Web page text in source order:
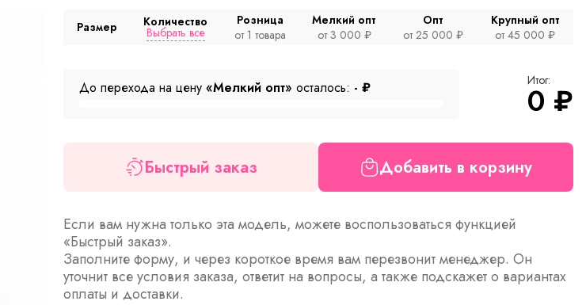
Размер Количество
Выбрать все
Розница
от 1 товара
Мелкий опт
от 3 000 ₽
Опт
от 25 000 ₽
Крупный опт
от 45 000 ₽
До перехода на цену «Мелкий опт» осталось: - ₽ Итог:
0 ₽
Быстрый заказ Добавить в корзину
Если вам нужна только эта модель, можете воспользоваться функцией
«Быстрый заказ».
Заполните форму, и через короткое время вам перезвонит менеджер. Он
уточнит все условия заказа, ответит на вопросы, а также подскажет о вариантах
оплаты и доставки.